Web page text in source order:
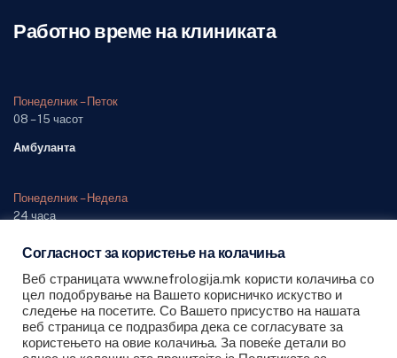
Работно време на клиниката
Понеделник – Петок
08 – 15 часот
Амбуланта
Понеделник – Недела
24 часа
Одделение (дежурна служба)
Согласност за користење на колачиња
Веб страницата www.nefrologija.mk користи колачиња со
цел подобрување на Вашето корисничко искуство и
следење на посетите. Со Вашето присуство на нашата
веб страница се подразбира дека се согласувате за
користењето на овие колачиња. За повеќе детали во